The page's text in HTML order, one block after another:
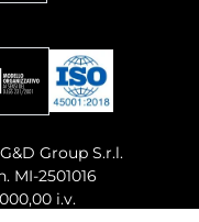
Group S.r.l.
MI-2501016
i.v.